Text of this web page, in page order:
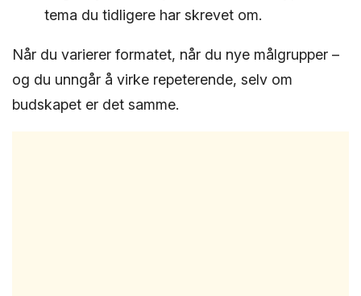
tema du tidligere har skrevet om.
Når du varierer formatet, når du nye målgrupper –
og du unngår å virke repeterende, selv om
budskapet er det samme.